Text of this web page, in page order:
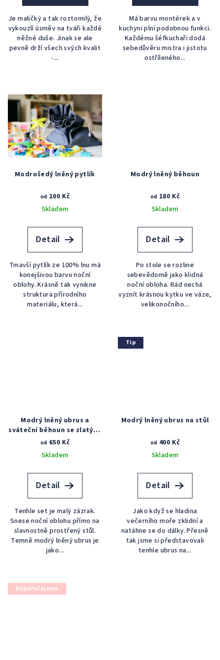
Je maličký a tak roztomilý, že
vykouzlí úsměv na tváři každé
něžné duše. Jinak se ale
pevně drží všech svých kvalit
-...
Má barvu montérek a v
kuchyni plní podobnou funkci.
Každému šéfkuchaři dodá
sebedůvěru mistra i jistotu
ostříleného...
Modrošedý lněný pytlík
od 100 Kč
Skladem
Detail
Tmavší pytlík ze 100% lnu má
konejšivou barvu noční
oblohy. Krásně tak vynikne
struktura přírodního
materiálu, která...
Modrý lněný běhoun
od 180 Kč
Skladem
Detail
Po stole se rozline
sebevědomě jako klidná
noční obloha. Rád nechá
vyznít krásnou kytku ve váze,
velikonočního...
Modrý lněný ubrus a
sváteční běhoun se zlatými
hvězdami
od 650 Kč
Skladem
Detail
Tenhle set je malý zázrak.
Snese noční oblohu přímo na
slavnostně prostřený stůl.
Temně modrý lněný ubrus je
jako...
Tip
Modrý lněný ubrus na stůl
od 400 Kč
Skladem
Detail
Jako když se hladina
večerního moře zklidní a
natáhne se do dálky. Přesně
tak jsme si představovali
tenhle ubrus na...
Doporučujeme